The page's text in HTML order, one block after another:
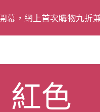
幕，網上首次購物九折兼
幕，網上首次購物九折
dalias.garden 了解
幕，網上首次購物九折
紅色